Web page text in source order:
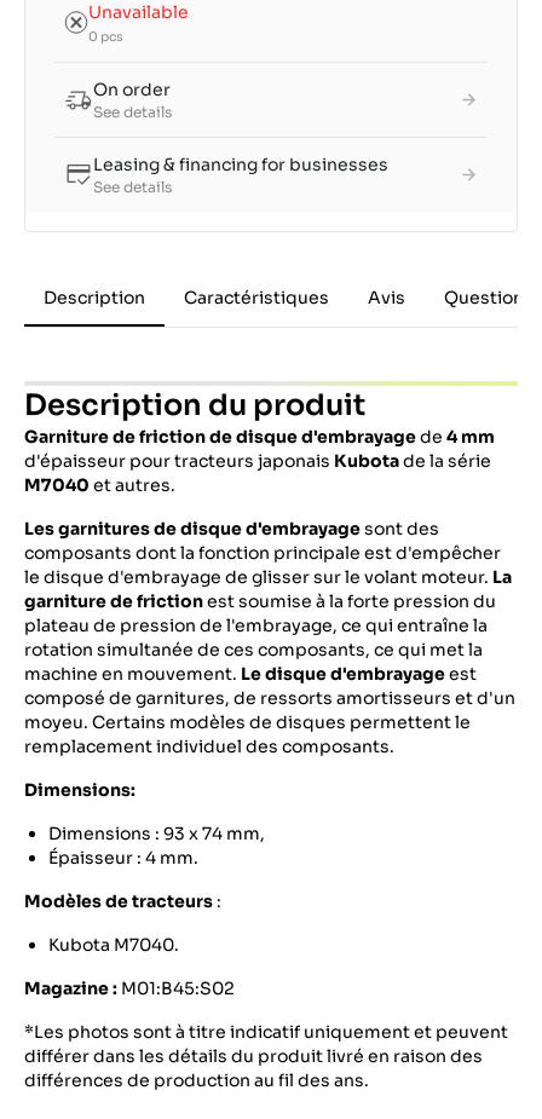
Unavailable
0 pcs
On order
See details
Leasing & financing for businesses
See details
Description Caractéristiques Avis Questions
Description du produit
Garniture de friction de disque d'embrayagede 4 mm
d'épaisseur pour tracteurs japonais Kubotade la série
M7040 et autres.
Les garnitures de disque d'embrayagesont des
composants dont la fonction principale est d'empêcher
le disque d'embrayage de glisser sur le volant moteur. La
garniture de frictionest soumise à la forte pression du
plateau de pression de l'embrayage, ce qui entraîne la
rotation simultanée de ces composants, ce qui met la
machine en mouvement. Le disque d'embrayageest
composé de garnitures, de ressorts amortisseurs et d'un
moyeu. Certains modèles de disques permettent le
remplacement individuel des composants.
Dimensions:
Dimensions : 93 x 74 mm,
Épaisseur : 4 mm.
Modèles de tracteurs :
Kubota M7040.
Magazine : M01:B45:S02
*Les photos sont à titre indicatif uniquement et peuvent
différer dans les détails du produit livré en raison des
différences de production au fil des ans.